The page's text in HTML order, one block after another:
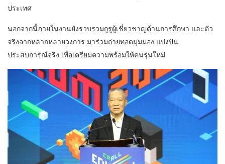
ประเทศ
นอกจากนี้ภายในงานยังรวบรวมกูรูผู้เชี่ยวชาญด้านการศึกษา และตัว
จริงจากหลากหลายวงการ มาร่วมถ่ายทอดมุมมอง แบ่งปัน
ประสบการณ์จริง เพื่อเตรียมความพร้อมให้คนรุ่นใหม่